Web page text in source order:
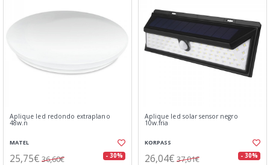
Aplique led redondo extraplano
48w.n
MATEL
25,75€ 36,60€ - 30%
Aplique led solar sensor negro
10w.fria
KORPASS
26,04€ 37,01€ - 30%